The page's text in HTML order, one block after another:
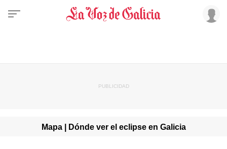
Mapa | Dónde ver el eclipse en Galicia